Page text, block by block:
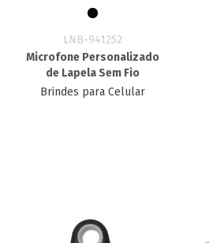
LNB-941252
Microfone Personalizado
de Lapela Sem Fio
Brindes para Celular